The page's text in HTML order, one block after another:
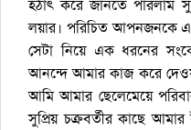
হঠাৎ করে জানতে পারলাম
লয়ার। পরিচিত আপনজনকে
সেটা নিয়ে এক ধরনের
আনন্দে আমার কাজ করে
আমি আমার ছেলেমেয়ে
সুপ্রিয় চক্রবর্তীর কাছে